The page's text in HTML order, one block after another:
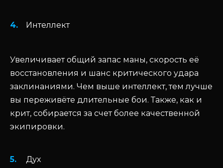
Интеллект
Увеличивает общий запас маны, скорость её
восстановления и шанс критического удара
заклинаниями. Чем выше интеллект, тем лучше
вы переживёте длительные бои. Также, как и
крит, собирается за счет более качественной
экипировки.
Дух